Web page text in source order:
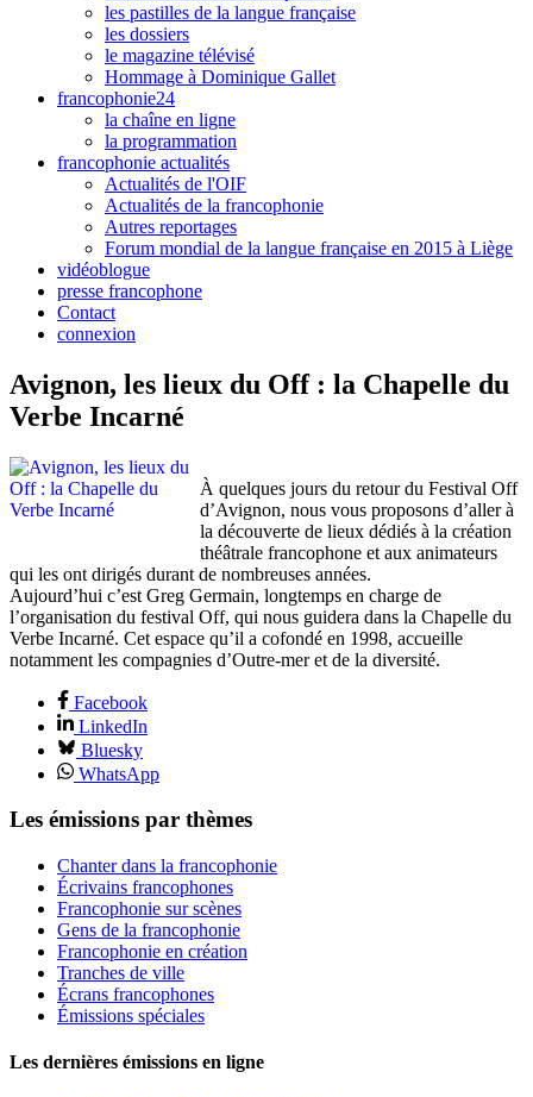
les pastilles de la langue française
les dossiers
le magazine télévisé
Hommage à Dominique Gallet
francophonie24
la chaîne en ligne
la programmation
francophonie actualités
Actualités de l'OIF
Actualités de la francophonie
Autres reportages
Forum mondial de la langue française en 2015 à Liège
vidéoblogue
presse francophone
Contact
connexion
Avignon, les lieux du Off : la Chapelle du
Verbe Incarné
À quelques jours du retour du Festival Off
d’Avignon, nous vous proposons d’aller à
la découverte de lieux dédiés à la création
théâtrale francophone et aux animateurs
qui les ont dirigés durant de nombreuses années.
Aujourd’hui c’est Greg Germain, longtemps en charge de
l’organisation du festival Off, qui nous guidera dans la Chapelle du
Verbe Incarné. Cet espace qu’il a cofondé en 1998, accueille
notamment les compagnies d’Outre-mer et de la diversité.
Facebook
LinkedIn
Bluesky
WhatsApp
Les émissions par thèmes
Chanter dans la francophonie
Écrivains francophones
Francophonie sur scènes
Gens de la francophonie
Francophonie en création
Tranches de ville
Écrans francophones
Émissions spéciales
Les dernières émissions en ligne